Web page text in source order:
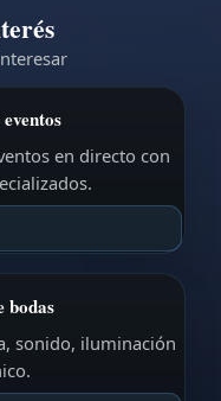
en directo con
bodas
sonido, iluminación